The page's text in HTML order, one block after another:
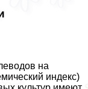
на
индекс)